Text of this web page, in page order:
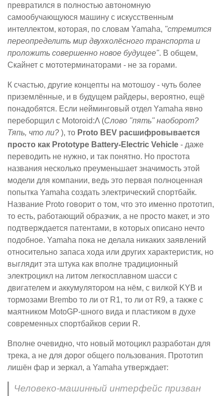
превратился в полностью автономную
самообучающуюся машину с искусственным
интеллектом, которая, по словам Yamaha, "стремится
переопределить мир двухколёсного транспорта и
проложить совершенно новое будущее". В общем,
Скайнет с мототерминаторами - не за горами.
К счастью, другие концепты на мотошоу - чуть более
приземлённые, и в будущем райдеры, вероятно, ещё
понадобятся. Если нейминговый отдел Yamaha явно
переборщил с Motoroid:Λ (Слово "пять" наоборот?
Тяпь, что ли? ), то Proto BEV расшифровывается
просто как Prototype Battery-Electric Vehicle - даже
переводить не нужно, и так понятно. Но простота
названия несколько преуменьшает значимость этой
модели для компании, ведь это первая полноценная
попытка Yamaha создать электрический спортбайк.
Название Proto говорит о том, что это именно прототип,
то есть, работающий образчик, а не просто макет, и это
подтверждается патентами, в которых описано нечто
подобное. Yamaha пока не делала никаких заявлений
относительно запаса хода или других характеристик, но
выглядит эта штука как вполне традиционный
электроцикл на литом легкосплавном шасси с
двигателем и аккумулятором на нём, с вилкой KYB и
тормозами Brembo то ли от R1, то ли от R9, а также с
маятником MotoGP-шного вида и пластиком в духе
современных спортбайков серии R.
Вполне очевидно, что новый мотоцикл разработан для
трека, а не для дорог общего пользования. Прототип
лишён фар и зеркал, а Yamaha утверждает:
Человеко-машинный интерфейс призван